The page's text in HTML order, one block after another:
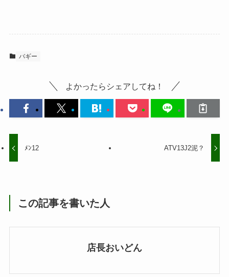
バギー
よかったらシェアしてね！
ﾒﾝ12 ATV13J2泥？
この記事を書いた人
店長おいどん